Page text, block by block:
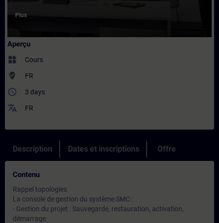
Plus
Aperçu
widgets Cours
where_to_vote FR
access_time 3 days
translate FR
Description Dates et inscriptions Offre
Contenu
Rappel topologies
La console de gestion du système SMC :
- Gestion du projet : Sauvegarde, restauration, activation,
démarrage